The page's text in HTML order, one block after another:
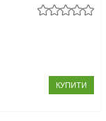
КУПИТИ